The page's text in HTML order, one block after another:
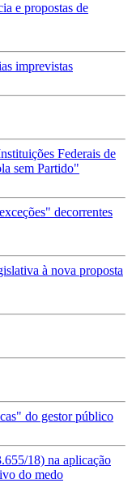
e propostas de
imprevistas
Federais de
sem Partido"
decorrentes
à nova proposta
do gestor público
18) na aplicação
do medo